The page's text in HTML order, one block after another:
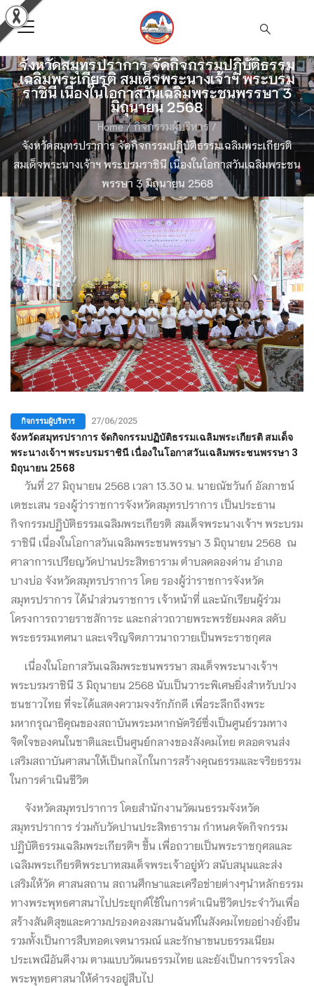
จังหวัดสมุทรปราการ จัดกิจกรรมปฏิบัติธรรม
เฉลิมพระเกียรติ สมเด็จพระนางเจ้าฯ พระบรม
ราชินี เนื่องในโอกาสวันเฉลิมพระชนพรรษา 3
มิถุนายน 2568
Home/ กิจกรรมผู้บริหาร/
จังหวัดสมุทรปราการ จัดกิจกรรมปฏิบัติธรรมเฉลิมพระเกียรติ
สมเด็จพระนางเจ้าฯ พระบรมราชินี เนื่องในโอกาสวันเฉลิมพระชน
พรรษา 3 มิถุนายน 2568
กิจกรรมผู้บริหาร 27/06/2025
จังหวัดสมุทรปราการ จัดกิจกรรมปฏิบัติธรรมเฉลิมพระเกียรติ สมเด็จ
พระนางเจ้าฯ พระบรมราชินี เนื่องในโอกาสวันเฉลิมพระชนพรรษา 3
มิถุนายน 2568
วันที่ 27 มิถุนายน 2568 เวลา 13.30 น. นายณัชวันก์ อัลภาชน์
เตชะเสน รองผู้ว่าราชการจังหวัดสมุทรปราการ เป็นประธาน
กิจกรรมปฏิบัติธรรมเฉลิมพระเกียรติ สมเด็จพระนางเจ้าฯ พระบรม
ราชินี เนื่องในโอกาสวันเฉลิมพระชนพรรษา 3 มิถุนายน 2568 ณ
ศาลาการเปรียญวัดปานประสิทธาราม ตำบลคลองด่าน อำเภอ
บางบ่อ จังหวัดสมุทรปราการ โดย รองผู้ว่าราชการจังหวัด
สมุทรปราการ ได้นำส่วนราชการ เจ้าหน้าที่ และนักเรียนผู้ร่วม
โครงการถวายราชสัการะ และกล่าวถวายพระพรชัยมงคล สดับ
พระธรรมเทศนา และเจริญจิตภาวนาถวายเป็นพระราชกุศล
เนื่องในโอกาสวันเฉลิมพระชนพรรษา สมเด็จพระนางเจ้าฯ
พระบรมราชินี 3 มิถุนายน 2568 นับเป็นวาระพิเศษยิ่งสำหรับปวง
ชนชาวไทย ที่จะได้แสดงความจงรักภักดี เพื่อระลึกถึงพระ
มหากรุณาธิคุณของสถาบันพระมหากษัตริย์ซึ่งเป็นศูนย์รวมทาง
จิตใจของคนในชาติและเป็นศูนย์กลางของสังคมไทย ตลอดจนส่ง
เสริมสถาบันศาสนาให้เป็นกลไกในการสร้างคุณธรรมและจริยธรรม
ในการดำเนินชีวิต
จังหวัดสมุทรปราการ โดยสำนักงานวัฒนธรรมจังหวัด
สมุทรปราการ ร่วมกับวัดปานประสิทธาราม กำหนดจัดกิจกรรม
ปฏิบัติธรรมเฉลิมพระเกียรติฯ ขึ้น เพื่อถวายเป็นพระราชกุศลและ
เฉลิมพระเกียรติพระบาทสมเด็จพระเจ้าอยู่หัว สนับสนุนและส่ง
เสริมให้วัด ศาสนสถาน สถานศึกษาและเครือข่ายต่างๆนำหลักธรรม
ทางพระพุทธศาสนาไปประยุกต์ใช้ในการดำเนินชีวิตประจำวันเพื่อ
สร้างสันติสุขและความปรองดองสมานฉันท์ในสังคมไทยอย่างยั่งยืน
รวมทั้งเป็นการสืบทอดเจตนารมณ์ และรักษาขนบธรรมเนียม
ประเพณีอันดีงาม ตามแบบวัฒนธรรมไทย และยังเป็นการจรรโลง
พระพุทธศาสนาให้ดำรงอยู่สืบไป